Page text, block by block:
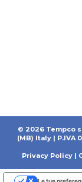
© 2026 Tempco
(MB) Italy | P.IVA
Privacy Policy |